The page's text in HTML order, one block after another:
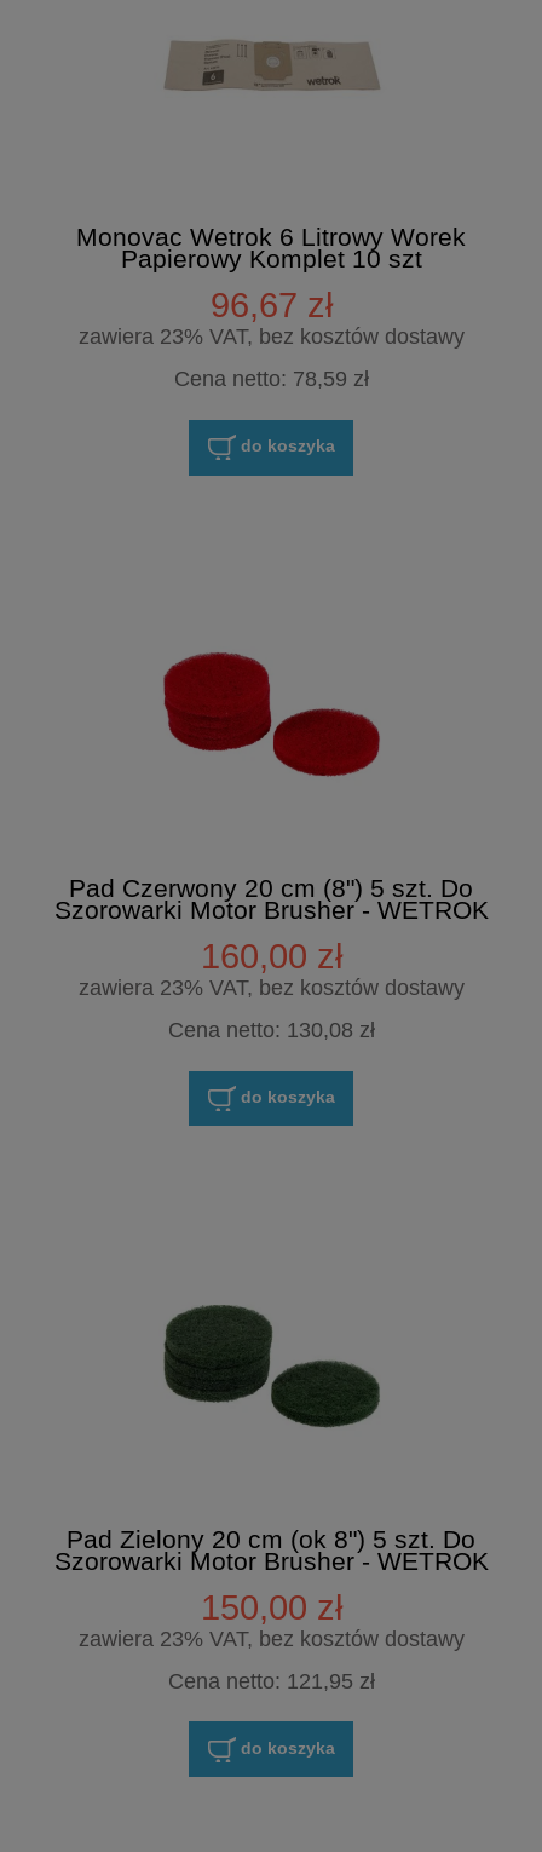
Monovac Wetrok 6 Litrowy Worek
Papierowy Komplet 10 szt
96,67 zł
zawiera 23% VAT, bez kosztów dostawy
Cena netto: 78,59 zł
do koszyka
Pad Czerwony 20 cm (8") 5 szt. Do
Szorowarki Motor Brusher - WETROK
160,00 zł
zawiera 23% VAT, bez kosztów dostawy
Cena netto: 130,08 zł
do koszyka
Pad Zielony 20 cm (ok 8") 5 szt. Do
Szorowarki Motor Brusher - WETROK
150,00 zł
zawiera 23% VAT, bez kosztów dostawy
Cena netto: 121,95 zł
do koszyka